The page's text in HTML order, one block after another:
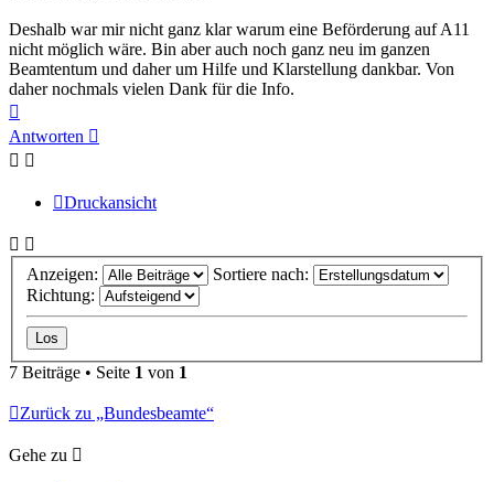
Deshalb war mir nicht ganz klar warum eine Beförderung auf A11
nicht möglich wäre. Bin aber auch noch ganz neu im ganzen
Beamtentum und daher um Hilfe und Klarstellung dankbar. Von
daher nochmals vielen Dank für die Info.
oben
Antworten
Druckansicht
Anzeigen:
Sortiere nach:
Richtung:
7 Beiträge • Seite 1 von 1
Zurück zu „Bundesbeamte“
Gehe zu